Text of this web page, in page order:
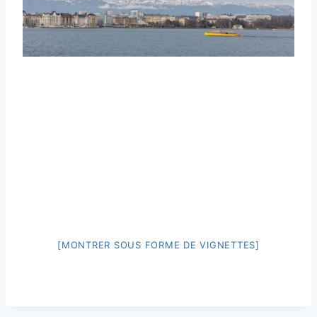
[MONTRER SOUS FORME DE VIGNETTES]